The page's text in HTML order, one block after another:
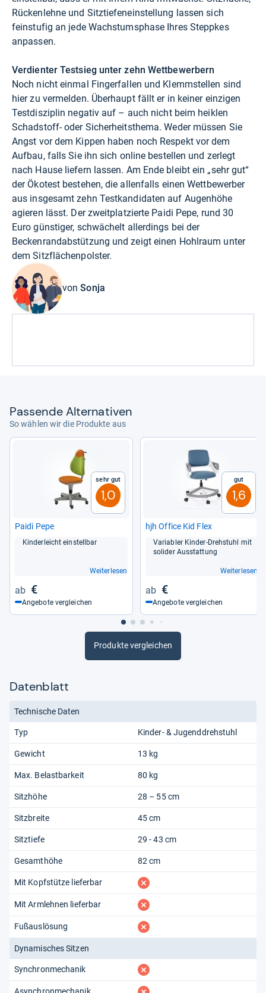
Rückenlehne und Sitztiefeneinstellung lassen sich
feinstufig an jede Wachstumsphase Ihres Steppkes
anpassen.
Verdienter Testsieg unter zehn Wettbewerbern
Noch nicht einmal Fingerfallen und Klemmstellen sind
hier zu vermelden. Überhaupt fällt er in keiner einzigen
Testdisziplin negativ auf – auch nicht beim heiklen
Schadstoff- oder Sicherheitsthema. Weder müssen Sie
Angst vor dem Kippen haben noch Respekt vor dem
Aufbau, falls Sie ihn sich online bestellen und zerlegt
nach Hause liefern lassen. Am Ende bleibt ein „sehr gut“
der Ökotest bestehen, die allenfalls einen Wettbewerber
aus insgesamt zehn Testkandidaten auf Augenhöhe
agieren lässt. Der zweitplatzierte Paidi Pepe, rund 30
Euro günstiger, schwächelt allerdings bei der
Beckenrandabstützung und zeigt einen Hohlraum unter
dem Sitzflächenpolster.
vonSonja
Pas­sende Alter­na­ti­ven
So wählen wir die Produkte aus
Sehr gut
1,0
Paidi Pepe
Kin­der­leicht ein­stell­bar
Weiterlesen
€
Angebote vergleichen
Gut
1,6
hjh Office Kid Flex
Varia­bler Kin­der-​Dreh­stuhl mit
soli­der Aus­stat­tung
Weiterlesen
€
Angebote vergleichen
Produkte vergleichen
Datenblatt
Technische Daten
Typ Kinder- & Jugenddrehstuhl
Gewicht 13 kg
Max. Belastbarkeit 80 kg
Sitzhöhe 28 – 55 cm
Sitzbreite 45 cm
Sitztiefe 29 - 43 cm
Gesamthöhe 82 cm
Mit Kopfstütze lieferbar fehlt
Mit Armlehnen lieferbar fehlt
Fußauslösung fehlt
Dynamisches Sitzen
Synchronmechanik fehlt
Asynchronmechanik